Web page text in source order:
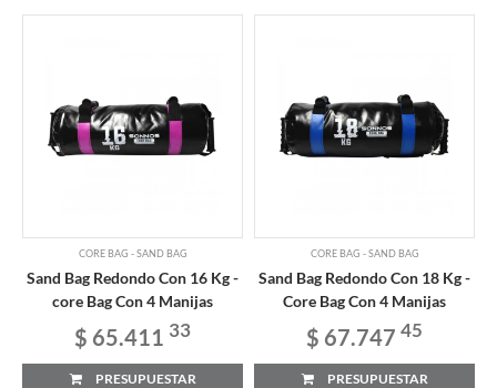
CORE BAG - SAND BAG
Sand Bag Redondo Con 16 Kg -
core Bag Con 4 Manijas
$ 65.411 33
PRESUPUESTAR
CORE BAG - SAND BAG
Sand Bag Redondo Con 18 Kg -
Core Bag Con 4 Manijas
$ 67.747 45
PRESUPUESTAR